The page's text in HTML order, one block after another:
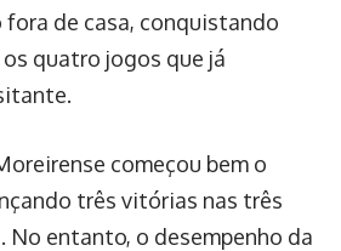
de casa, conquistando
quatro jogos que já
começou bem o
três vitórias nas três
No entanto, o desempenho da